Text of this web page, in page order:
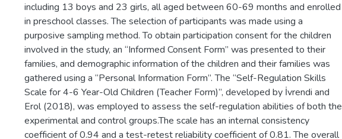
including 13 boys and 23 girls, all aged between 60-69 months and enrolled
in preschool classes. The selection of participants was made using a
purposive sampling method. To obtain participation consent for the children
involved in the study, an “Informed Consent Form” was presented to their
families, and demographic information of the children and their families was
gathered using a “Personal Information Form”. The “Self-Regulation Skills
Scale for 4-6 Year-Old Children (Teacher Form)”, developed by İvrendi and
Erol (2018), was employed to assess the self-regulation abilities of both the
experimental and control groups.The scale has an internal consistency
coefficient of 0.94 and a test-retest reliability coefficient of 0.81. The overall